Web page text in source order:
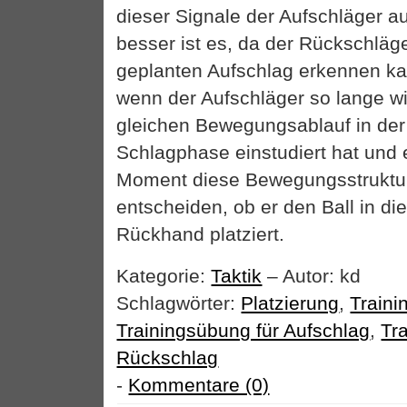
dieser Signale der Aufschläger
besser ist es, da der
geplanten Aufschlag erkennen
wenn der Aufschläger so lange
gleichen Bewegungsablauf in
Schlagphase einstudiert hat und
Moment diese
entscheiden, ob er den Ball in
Rückhand platziert.
Kategorie:Taktik – Autor: kd
Schlagwörter: Platzierung,
Trainingsübung für Aufschlag,
Rückschlag
- Kommentare (0)